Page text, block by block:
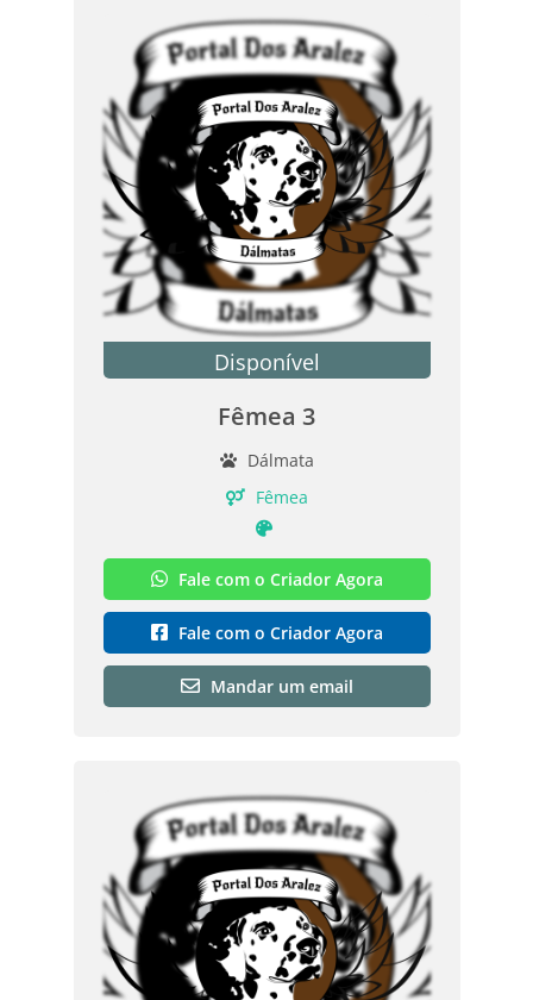
Disponível
Fêmea 3
Dálmata
Fêmea
Fale com o Criador Agora
Fale com o Criador Agora
Mandar um email